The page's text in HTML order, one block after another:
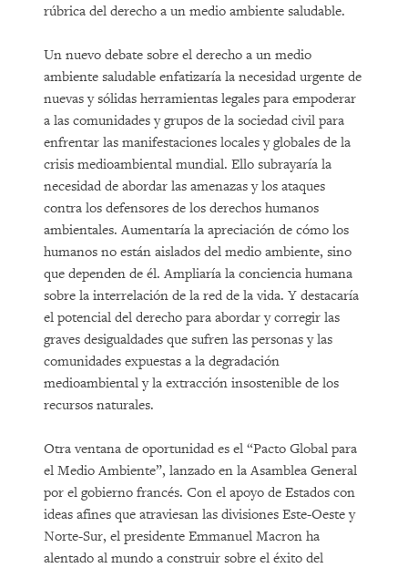
rúbrica del derecho a un medio ambiente saludable.
Un nuevo debate sobre el derecho a un medio
ambiente saludable enfatizaría la necesidad urgente de
nuevas y sólidas herramientas legales para empoderar
a las comunidades y grupos de la sociedad civil para
enfrentar las manifestaciones locales y globales de la
crisis medioambiental mundial. Ello subrayaría la
necesidad de abordar las amenazas y los ataques
contra los defensores de los derechos humanos
ambientales. Aumentaría la apreciación de cómo los
humanos no están aislados del medio ambiente, sino
que dependen de él. Ampliaría la conciencia humana
sobre la interrelación de la red de la vida. Y destacaría
el potencial del derecho para abordar y corregir las
graves desigualdades que sufren las personas y las
comunidades expuestas a la degradación
medioambiental y la extracción insostenible de los
recursos naturales.
Otra ventana de oportunidad es el “Pacto Global para
el Medio Ambiente”, lanzado en la Asamblea General
por el gobierno francés. Con el apoyo de Estados con
ideas afines que atraviesan las divisiones Este-Oeste y
Norte-Sur, el presidente Emmanuel Macron ha
alentado al mundo a construir sobre el éxito del